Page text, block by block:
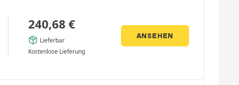
240,68 €
Lieferbar
Kostenlose Lieferung
ANSEHEN